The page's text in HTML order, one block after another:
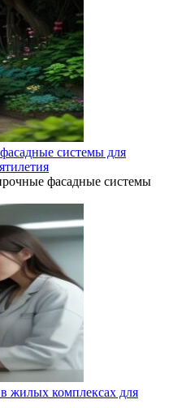
системы для
фасадные системы
жилых комплексах для